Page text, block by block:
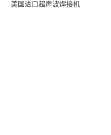
美国进口超声波焊接机